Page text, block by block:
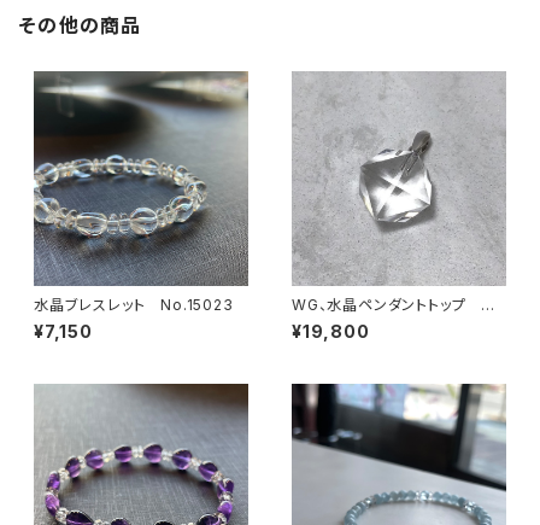
その他の商品
水晶ブレスレット No.15023
¥7,150
WG、水晶ペンダントトップ N
o.22805
¥19,800